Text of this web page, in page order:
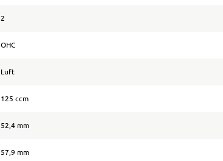
2
OHC
Luft
125 ccm
52,4 mm
57,9 mm